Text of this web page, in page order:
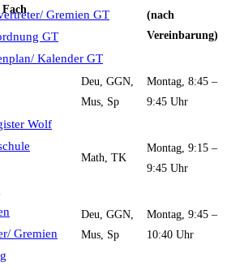
Gremien GT
GT
Kalender GT
Wolf
Gremien
Fach
(nach
Vereinbarung)
Deu, GGN,
Mus, Sp
Montag, 8:45 –
9:45 Uhr
Math, TK
Montag, 9:15 –
9:45 Uhr
Deu, GGN,
Mus, Sp
Montag, 9:45 –
10:40 Uhr